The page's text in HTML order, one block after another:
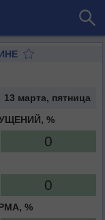
13 марта, пятница
%
0
0
%